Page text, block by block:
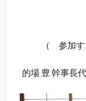
（ 参加
的場 豊 幹事長